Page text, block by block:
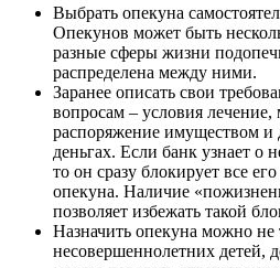
Выбрать опекуна
Опекунов может быть
разные сферы жизни
распределена между ними.
Заранее описать свои
вопросам – условия
распоряжение имуществом и
деньгах. Если банк узнает о
то он сразу блокирует все
опекуна. Наличие
позволяет избежать такой
Назначить опекуна можно не
несовершеннолетних детей,